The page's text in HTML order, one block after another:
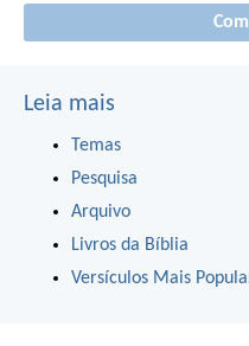
Leia mais
Temas
Pesquisa
Arquivo
Livros da Bíblia
Versículos Mais